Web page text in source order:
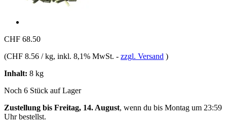
CHF 68.50
(CHF 8.56 / kg, inkl. 8,1% MwSt. - zzgl. Versand )
Inhalt: 8 kg
Noch 6 Stück auf Lager
Zustellung bis Freitag, 14. August, wenn du bis Montag um 23:59
Uhrbestellst.